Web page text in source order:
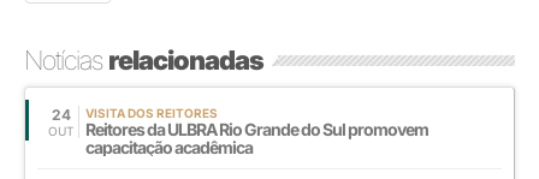
Notíciasrelacionadas
24
OUT
VISITA DOS REITORES
Reitores da ULBRA Rio Grande do Sul promovem
capacitação acadêmica